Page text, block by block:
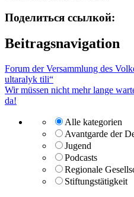
Поделиться ссылкой:
Beitragsnavigation
Forum der Versammlung des
ultaralyk tіlі“
Wir müssen nicht mehr lange
da!
Alle kategorien
Avantgarde der
Jugend
Podcasts
Regionale
Stiftungstätigkeit